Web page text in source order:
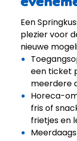
Een
plezier voor
nieuwe
een ticket
meerdere
Horeca-
fris of
frietjes en